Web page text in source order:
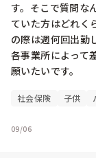
す。そこで質問な
ていた方はどれく
の際は週何回出勤
各事業所によって
願いたいです。
社会保険 子供
09/06